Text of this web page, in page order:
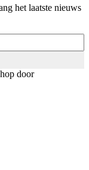
het laatste nieuws
door